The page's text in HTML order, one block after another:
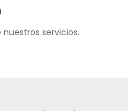
nuestros servicios.